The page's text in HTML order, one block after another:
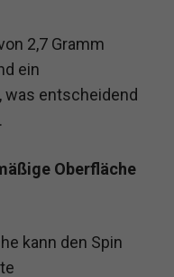
2,7 Gramm
ein
was entscheidend
Oberfläche
kann den Spin